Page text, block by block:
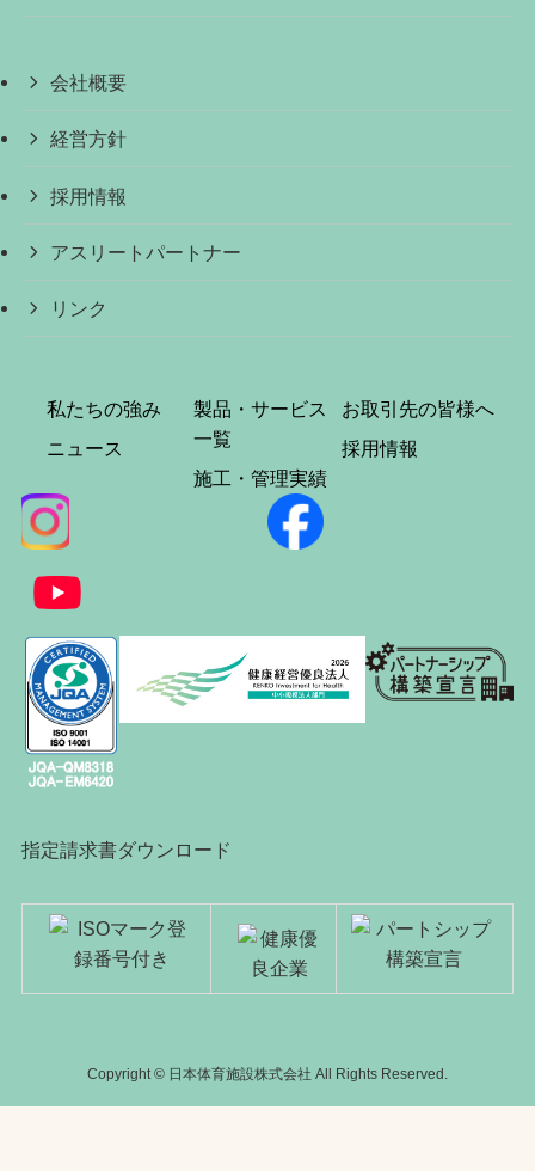
会社概要
経営方針
採用情報
アスリートパートナー
リンク
私たちの強み
ニュース
製品・サービス
一覧
施工・管理実績
お取引先の皆様へ
採用情報
指定請求書ダウンロード
Copyright © 日本体育施設株式会社 All Rights Reserved.